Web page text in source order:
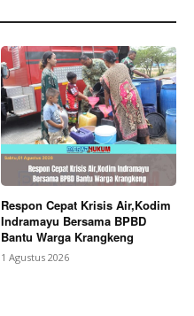
Respon Cepat Krisis Air,Kodim
Indramayu Bersama BPBD
Bantu Warga Krangkeng
1 Agustus 2026